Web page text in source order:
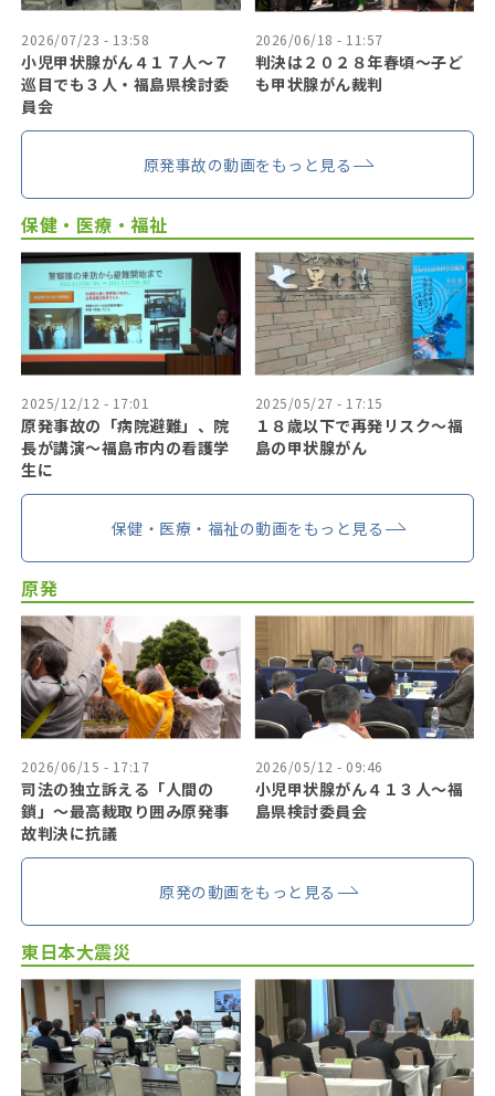
2026/07/23 - 13:58
小児甲状腺がん４１７人〜７
巡目でも３人・福島県検討委
員会
2026/06/18 - 11:57
判決は２０２８年春頃〜子ど
も甲状腺がん裁判
原発事故の動画をもっと見る
保健・医療・福祉
2025/12/12 - 17:01
原発事故の「病院避難」、院
長が講演～福島市内の看護学
生に
2025/05/27 - 17:15
１８歳以下で再発リスク〜福
島の甲状腺がん
保健・医療・福祉の動画をもっと見る
原発
2026/06/15 - 17:17
司法の独立訴える「人間の
鎖」〜最高裁取り囲み原発事
故判決に抗議
2026/05/12 - 09:46
小児甲状腺がん４１３人〜福
島県検討委員会
原発の動画をもっと見る
東日本大震災